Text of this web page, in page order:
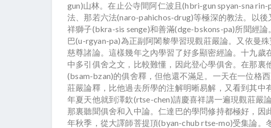
gun)山林。在止公寺間阿仁波且(hbri-gun spyan-sna
法、那若六法(naro-pahichos-drug)等極深的教法。以
祥獅子(bkra-sis senge)和善滿(dge-bskons-pa)所聞經
巴(u-rgyan-pa)為正副阿闍黎學習現觀莊嚴論。又依曼
慈尊諸論。這樣幾年之內學習了好多顯密經論。十九歲
中多引俱舍之文，比較難懂，因此登心學俱舍。在那裏
(bsam-bzan)的俱舍釋，但他還不滿足。一天在一位格
莊嚴論釋，比他過去所學的注解明晰易解，又看到其中
年夏天他就到澤欽(rtse-chen)請慶喜祥講一遍現觀莊嚴
那裏聽聞俱舍和入中論。仁達巴的學問修持都極好，因
年秋季，從大譯師菩提頂(byan-chub rtse-mo)受集論